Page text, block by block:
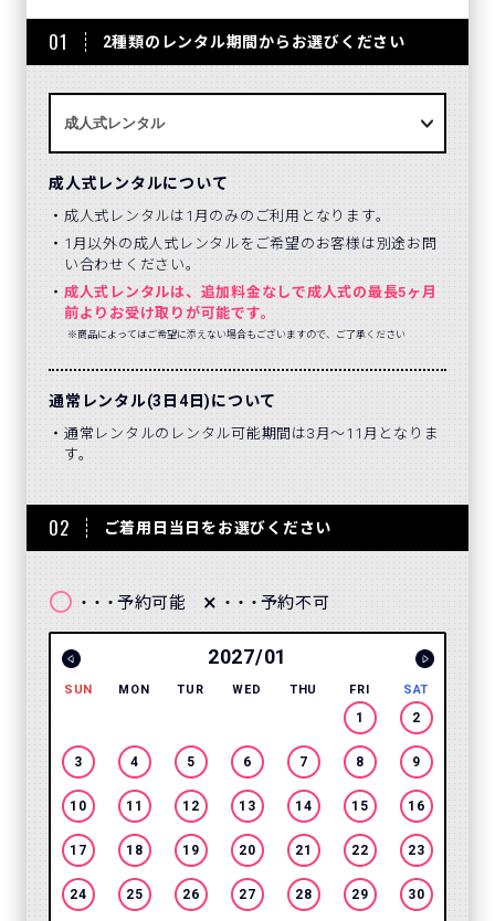
01 2種類のレンタル期間からお選びください
成人式レンタルについて
成人式レンタルは1月のみのご利用となります。
1月以外の成人式レンタルをご希望のお客様は別途お問
い合わせください。
成人式レンタルは、追加料金なしで成人式の最長5ヶ月
前よりお受け取りが可能です。
※商品によってはご希望に添えない場合もございますので、ご了承ください
通常レンタル(3日4日)について
通常レンタルのレンタル可能期間は3月～11月となりま
す。
02 ご着用日当日をお選びください
〇 ・・・ 予約可能 × ・・・ 予約不可
2027/01
SUN MON TUR WED THU FRI SAT
1 2
3 4 5 6 7 8 9
10 11 12 13 14 15 16
17 18 19 20 21 22 23
24 25 26 27 28 29 30
SUN
14
21
28